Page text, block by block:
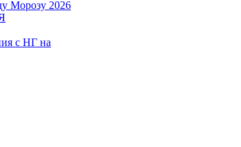
Морозу 2026
с НГ на